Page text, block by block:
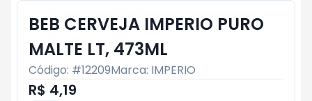
BEB CERVEJA IMPERIO PURO
MALTE LT, 473ML
Código: #12209Marca: IMPERIO
R$ 4,19